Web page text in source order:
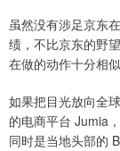
虽然没有涉足京东
绩，不比京东的野
在做的动作十分相似
如果把目光放向全
的电商平台 Jumia
同时是当地头部的